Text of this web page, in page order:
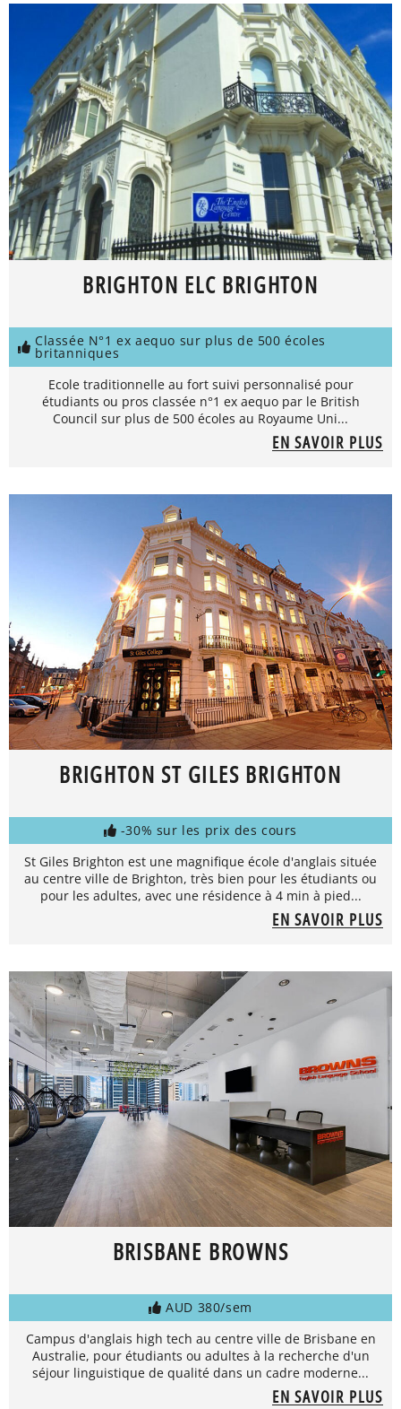
BRIGHTON ELC BRIGHTON
Classée N°1 ex aequo sur plus de 500 écoles
britanniques
Ecole traditionnelle au fort suivi personnalisé pour
étudiants ou pros classée n°1 ex aequo par le British
Council sur plus de 500 écoles au Royaume Uni...
EN SAVOIR PLUS
BRIGHTON ST GILES BRIGHTON
-30% sur les prix des cours
St Giles Brighton est une magnifique école d'anglais située
au centre ville de Brighton, très bien pour les étudiants ou
pour les adultes, avec une résidence à 4 min à pied...
EN SAVOIR PLUS
BRISBANE BROWNS
AUD 380/sem
Campus d'anglais high tech au centre ville de Brisbane en
Australie, pour étudiants ou adultes à la recherche d'un
séjour linguistique de qualité dans un cadre moderne...
EN SAVOIR PLUS